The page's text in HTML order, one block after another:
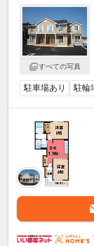
すべての写真
駐車場あり 駐輪